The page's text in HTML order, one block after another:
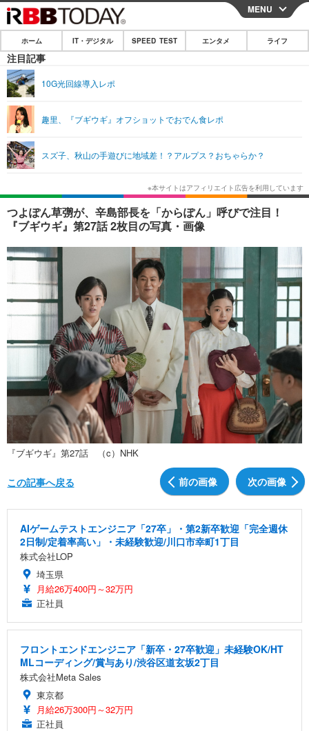
CLOSE
ホーム
IT・デジタル
ショッピング その他
SPEED TEST
エンタメ
エンタメTOP 映画・ドラマ
韓国・芸能
音楽 スポーツ
ショッピング その他
ライフ
ライフTOP グルメ
ペット ショッピング
その他
リリース一覧
プッシュ通知の停止方法
MENU
ホーム IT・デジタル SPEED TEST エンタメ ライフ
注目記事
10G光回線導入レポ
趣里、『ブギウギ』オフショットでおでん食レポ
スズ子、秋山の手遊びに地域差！？アルプス？おちゃらか？
つよぽん草彅が、辛島部長を「からぽん」呼びで注目！
『ブギウギ』第27話 2枚目の写真・画像
『ブギウギ』第27話 （c）NHK
前の画像 次の画像
この記事へ戻る
AIゲームテストエンジニア「27卒」・第2新卒歓迎「完全週休
2日制/定着率高い」・未経験歓迎/川口市幸町1丁目
株式会社LOP
埼玉県
月給26万400円～32万円
正社員
フロントエンドエンジニア「新卒・27卒歓迎」未経験OK/HT
MLコーディング/賞与あり/渋谷区道玄坂2丁目
株式会社Meta Sales
東京都
月給26万300円～32万円
正社員